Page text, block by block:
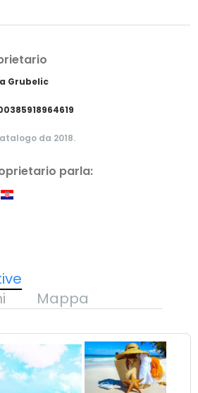
Grubelic
da 2018.
parla:
Mappa